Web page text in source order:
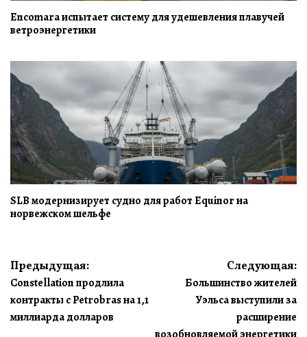
Encomara испытает систему для удешевления плавучей
ветроэнергетики
SLB модернизирует судно для работ Equinor на
норвежском шельфе
Навигация
по
записям
Предыдущая:
Constellation продлила
контракты с Petrobras на 1,1
миллиарда долларов
Следующая:
Большинство жителей
Уэльса выступили за
расширение